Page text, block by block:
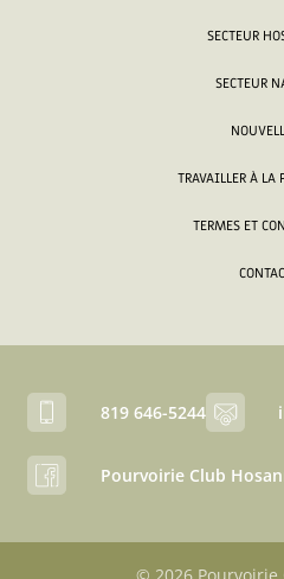
SECTEUR
SECTEUR
TRAVAILLER À LA
TERMES ET
819 646-5244
Pourvoirie Club